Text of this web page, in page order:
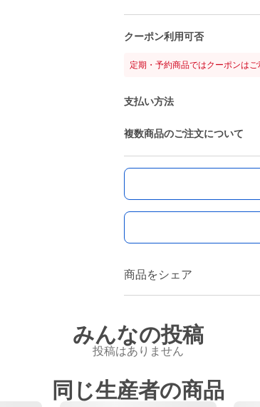
クーポン利用可否
定期・予約商品ではクーポンは
支払い方法
複数商品のご注文について
商品をシェア
みんなの投稿
投稿はありません
同じ生産者の商品